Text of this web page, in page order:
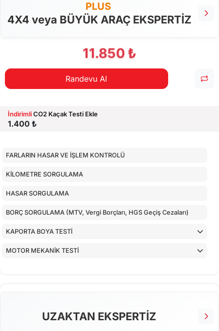
PLUS
4X4 veya BÜYÜK ARAÇ EKSPERTİZ
11.850 ₺
Randevu Al
İndirimliCO2 Kaçak Testi Ekle
1.400 ₺
FARLARIN HASAR VE İŞLEM KONTROLÜ
KİLOMETRE SORGULAMA
HASAR SORGULAMA
BORÇ SORGULAMA (MTV, Vergi Borçları, HGS Geçiş Cezaları)
KAPORTA BOYA TESTİ
MOTOR MEKANİK TESTİ
UZAKTAN EKSPERTİZ